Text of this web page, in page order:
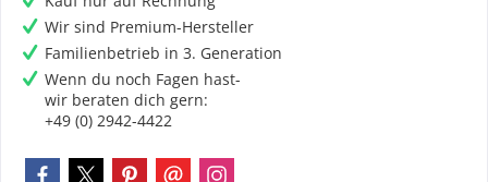
Wir sind Premium-Hersteller
Familienbetrieb in 3. Generation
Wenn du noch Fagen hast-
wir beraten dich gern:
+49 (0) 2942-4422